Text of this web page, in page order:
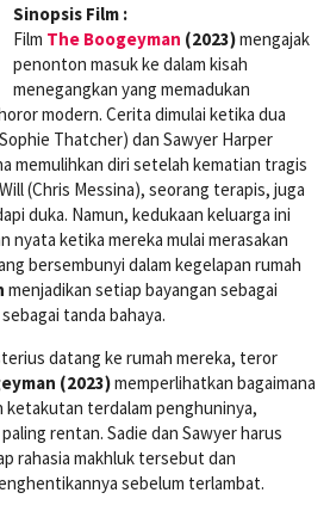
Sinopsis Film :
Film The Boogeyman (2023)mengajak
penonton masuk ke dalam kisah
menegangkan yang memadukan
modern. Cerita dimulai ketika dua
Thatcher) dan Sawyer Harper
memulihkan diri setelah kematian tragis
(Chris Messina), seorang terapis, juga
duka. Namun, kedukaan keluarga ini
nyata ketika mereka mulai merasakan
bersembunyi dalam kegelapan rumah
menjadikan setiap bayangan sebagai
tanda bahaya.
datang ke rumah mereka, teror
(2023)memperlihatkan bagaimana
ketakutan terdalam penghuninya,
rentan. Sadie dan Sawyer harus
rahasia makhluk tersebut dan
sebelum terlambat.